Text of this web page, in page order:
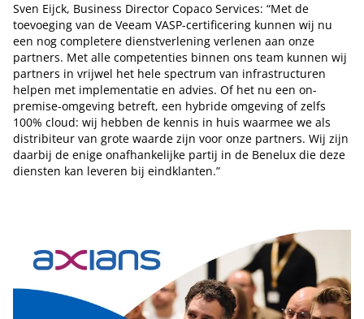
Sven Eijck, Business Director Copaco Services: “Met de
toevoeging van de Veeam VASP-certificering kunnen wij nu
een nog completere dienstverlening verlenen aan onze
partners. Met alle competenties binnen ons team kunnen wij
partners in vrijwel het hele spectrum van infrastructuren
helpen met implementatie en advies. Of het nu een on-
premise-omgeving betreft, een hybride omgeving of zelfs
100% cloud: wij hebben de kennis in huis waarmee we als
distribiteur van grote waarde zijn voor onze partners. Wij zijn
daarbij de enige onafhankelijke partij in de Benelux die deze
diensten kan leveren bij eindklanten.”